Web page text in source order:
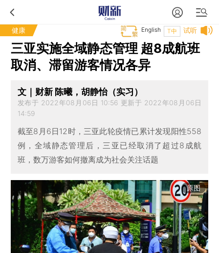
健康 试听
T中
English
三亚实施全域静态管理 超8成航班
取消、滞留游客情况各异
文｜财新 陈曦，胡静怡（实习）
发布于 2022年08月06日 10:56 更新于 2022年08月06日
14:59
截至8月6日12时，三亚此轮疫情已累计发现阳性558
例，全域静态管理后，三亚已经取消了超过8成航
班，数万游客如何撤离成为社会关注话题
原图